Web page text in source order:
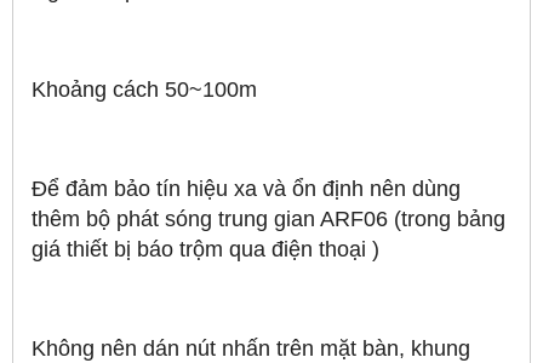
Khoảng cách 50~100m
Để đảm bảo tín hiệu xa và ổn định nên dùng
thêm bộ phát sóng trung gian ARF06 (trong bảng
giá thiết bị báo trộm qua điện thoại )
Không nên dán nút nhấn trên mặt bàn, khung